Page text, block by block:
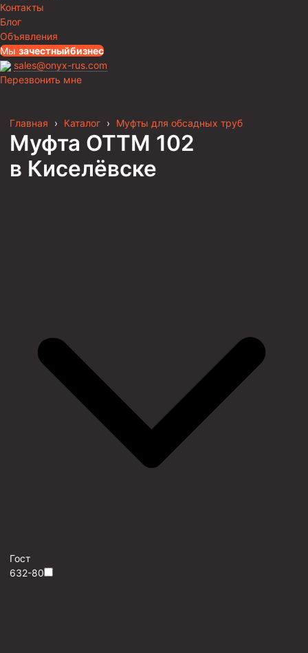
Контакты
Блог
Объявления
Мы зачестныйбизнес
sales@onyx-rus.com
Перезвонить мне
Главная › Каталог › Муфты для обсадных труб
Муфта ОТТМ 102
в Киселёвске
Гост
632-80